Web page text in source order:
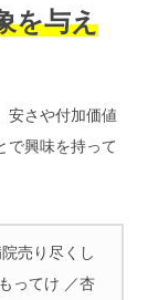
を与え
安さや付加価値
で興味を持って
売り尽くし
ってけ ／杏